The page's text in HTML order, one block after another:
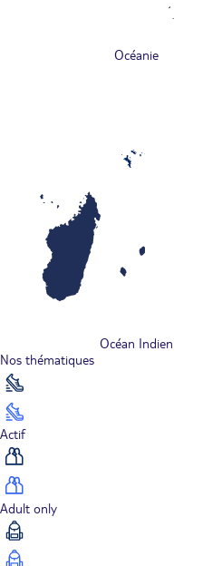
Océanie
Océan Indien
Nos thématiques
Actif
Adult only